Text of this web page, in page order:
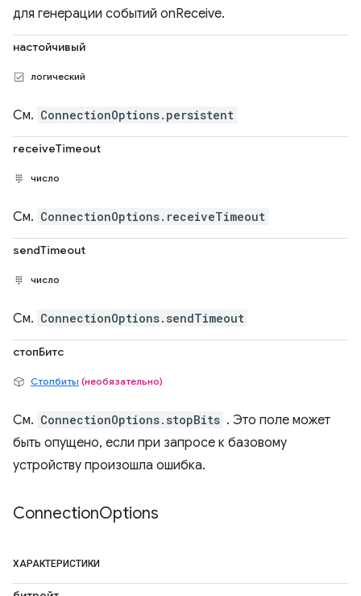
для генерации событий onReceive.
настойчивый
логический
См. ConnectionOptions.persistent
receiveTimeout
число
См. ConnectionOptions.receiveTimeout
sendTimeout
число
См. ConnectionOptions.sendTimeout
стопБитс
Стопбиты (необязательно)
См. ConnectionOptions.stopBits . Это поле может
быть опущено, если при запросе к базовому
устройству произошла ошибка.
ConnectionOptions
ХАРАКТЕРИСТИКИ